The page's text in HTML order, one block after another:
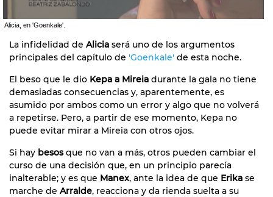
Alicia, en 'Goenkale'.
La infidelidad de Alicia será uno de los argumentos
principales del capítulo de 'Goenkale' de esta noche.
El beso que le dio Kepa a Mireia durante la gala no tiene
demasiadas consecuencias y, aparentemente, es
asumido por ambos como un error y algo que no volverá
a repetirse. Pero, a partir de ese momento, Kepa no
puede evitar mirar a Mireia con otros ojos.
Si hay besosque no van a más, otros pueden cambiar el
curso de una decisión que, en un principio parecía
inalterable; y es que Manex, ante la idea de que Erika se
marche de Arralde, reacciona y da rienda suelta a su